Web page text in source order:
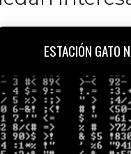
ESTACIÓN GATO